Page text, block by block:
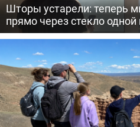
Шторы устарели: теперь
прямо через стекло